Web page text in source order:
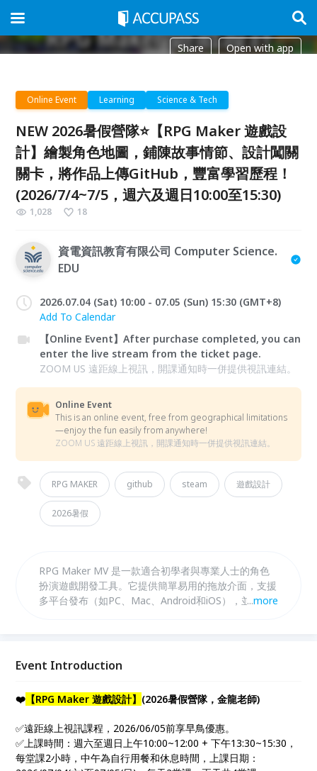
Share Open with app
Online Event Learning Science & Tech
NEW 2026暑假營隊⭐【RPG Maker 遊戲設
計】繪製角色地圖，鋪陳故事情節、設計闖關
關卡，將作品上傳GitHub，豐富學習歷程！
(2026/7/4~7/5，週六及週日10:00至15:30)
1,028 18
資電資訊教育有限公司 Computer Science.
EDU
2026.07.04 (Sat) 10:00 - 07.05 (Sun) 15:30 (GMT+8)
Add To Calendar
【Online Event】After purchase completed, you can
enter the live stream from the ticket page.
ZOOM US 遠距線上視訊，開課通知時一併提供視訊連結。
Online Event
This is an online event, free from geographical limitations
—enjoy the fun easily from anywhere!
ZOOM US 遠距線上視訊，開課通知時一併提供視訊連結。
RPG MAKER github steam 遊戲設計
2026暑假
RPG Maker MV 是一款適合初學者與專業人士的角色
扮演遊戲開發工具。它提供簡單易用的拖放介面，支援
多平台發布（如PC、Mac、Android和iOS），並內建
MV擁有：先進的地圖編輯器、簡單的事件系統、内置
幕、更高的畫面解析度、還可以添加外掛程式！ 一起
來開發嶄新的RPG遊戲吧！
...more
Event Introduction
❤️ 【RPG Maker 遊戲設計】 (2026暑假營隊，金龍老師)
✅遠距線上視訊課程，2026/06/05前享早鳥優惠。
✅上課時間：週六至週日上午10:00~12:00 + 下午13:30~15:30，
每堂課2小時，中午為自行用餐和休息時間，上課日期：